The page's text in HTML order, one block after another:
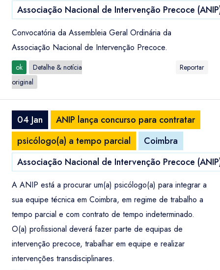
Associação Nacional de Intervenção Precoce
Convocatória da Assembleia Geral Ordinária da
Associação Nacional de Intervenção Precoce.
ok
Detalhe & notícia
original
Reportar
04 Jan
ANIP lança concurso para contratar
psicólogo(a) a tempo parcial
Coimbra
Associação Nacional de Intervenção Precoce
A ANIP está a procurar um(a) psicólogo(a) para integrar a
sua equipe técnica em Coimbra, em regime de trabalho a
tempo parcial e com contrato de tempo indeterminado.
O(a) profissional deverá fazer parte de equipas de
intervenção precoce, trabalhar em equipe e realizar
intervenções transdisciplinares.